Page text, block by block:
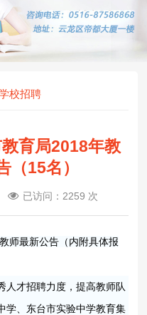
校招聘
育局2018年教
（15名）
已访问：2259 次
师最新公告（内附具体报
人才招聘力度，提高教师队
学、东台市实验中学教育集